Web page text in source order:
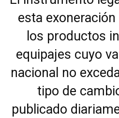
esta
los productos
equipajes cuyo
nacional no
tipo de
publicado